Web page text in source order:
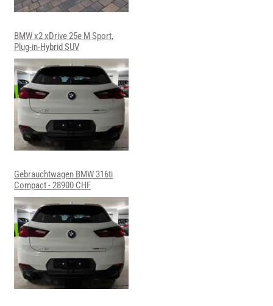
BMW x2 xDrive 25e M Sport,
Plug-in-Hybrid SUV
Gebrauchtwagen BMW 316ti
Compact - 28900 CHF